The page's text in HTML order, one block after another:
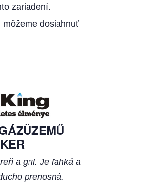
zariadení.
môžeme dosiahnuť
a gril. Je ľahká a
prenosná.